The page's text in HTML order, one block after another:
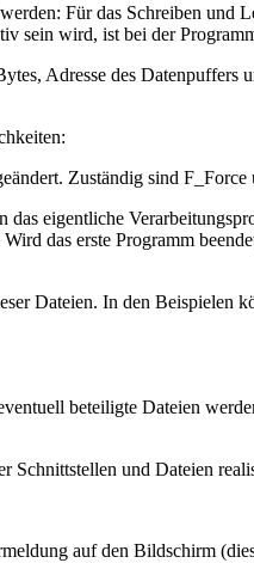
Für das Schreiben und
sein wird, ist bei der
Adresse des Datenpuffers
Zuständig sind
das eigentliche
das erste Programm
Dateien. In den Beispielen
beteiligte Dateien
Schnittstellen und Dateien
auf den Bildschirm